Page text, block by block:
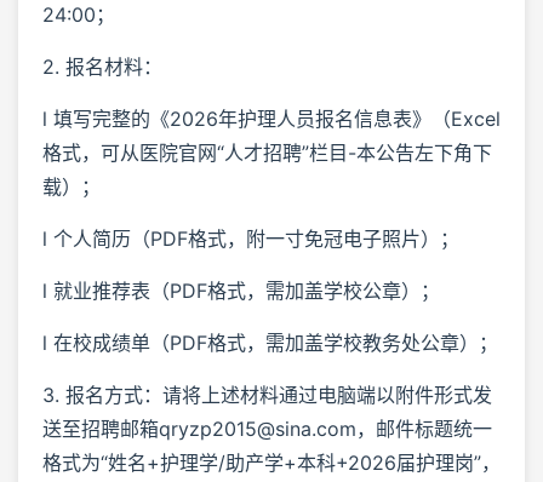
24:00；
2. 报名材料：
l 填写完整的《2026年护理人员报名信息表》（Excel
格式，可从医院官网“人才招聘”栏目-本公告左下角下
载）；
l 个人简历（PDF格式，附一寸免冠电子照片）；
l 就业推荐表（PDF格式，需加盖学校公章）；
l 在校成绩单（PDF格式，需加盖学校教务处公章）；
3. 报名方式：请将上述材料通过电脑端以附件形式发
送至招聘邮箱qryzp2015@sina.com，邮件标题统一
格式为“姓名+护理学/助产学+本科+2026届护理岗”，